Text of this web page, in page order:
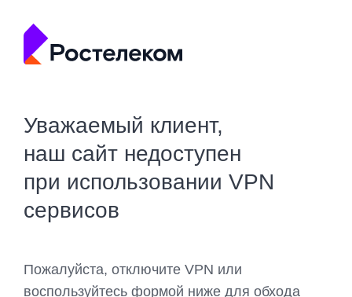
Уважаемый клиент,
наш сайт недоступен
при использовании VPN
сервисов
Пожалуйста, отключите VPN или
воспользуйтесь формой ниже для обхода